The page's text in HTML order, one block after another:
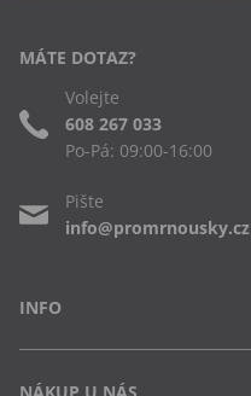
INFO
MÁTE DOTAZ?
Volejte
608 267 033
Po-Pá: 09:00-16:00
Pište
info@promrnousky.cz